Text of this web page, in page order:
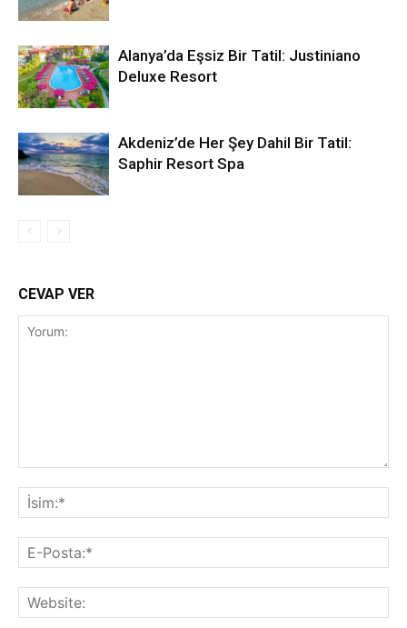
Alanya’da Eşsiz Bir Tatil: Justiniano
Deluxe Resort
Akdeniz’de Her Şey Dahil Bir Tatil:
Saphir Resort Spa
CEVAP VER